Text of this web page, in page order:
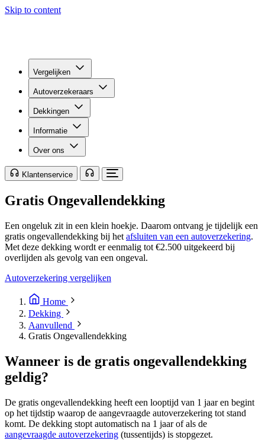
Skip to content
Vergelijken
Autoverzekeraars
Dekkingen
Informatie
Over ons
Klantenservice
Gratis Ongevallendekking
Een ongeluk zit in een klein hoekje. Daarom ontvang je tijdelijk een
gratis ongevallendekking bij het afsluiten van een autoverzekering.
Met deze dekking wordt er eenmalig tot €2.500 uitgekeerd bij
overlijden als gevolg van een ongeval.
Autoverzekering vergelijken
Home
Dekking
Aanvullend
Gratis Ongevallendekking
Wanneer is de gratis ongevallendekking
geldig?
De gratis ongevallendekking heeft een looptijd van 1 jaar en begint
op het tijdstip waarop de aangevraagde autoverzekering tot stand
komt. De dekking stopt automatisch na 1 jaar of als de
aangevraagde autoverzekering (tussentijds) is stopgezet.